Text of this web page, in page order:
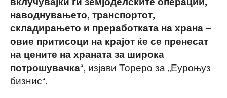
наводнувањето, транспортот,
складирањето и преработката на храна –
овие притисоци на крајот ќе се пренесат
на цените на храната за широка
потрошувачка“, изјави Тореро за „Еуроњуз
бизнис“.